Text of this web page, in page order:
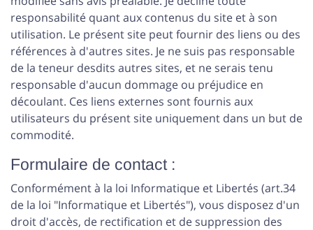
responsabilité quant aux contenus du site et à son
utilisation. Le présent site peut fournir des liens ou des
références à d'autres sites. Je ne suis pas responsable
de la teneur desdits autres sites, et ne serais tenu
responsable d'aucun dommage ou préjudice en
découlant. Ces liens externes sont fournis aux
utilisateurs du présent site uniquement dans un but de
commodité.
Formulaire de contact :
Conformément à la loi Informatique et Libertés (art.34
de la loi "Informatique et Libertés"), vous disposez d'un
droit d'accès, de rectification et de suppression des